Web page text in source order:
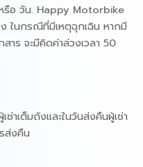
หรือ วัน. Happy Motorbike
ในกรณีที่มีเหตุฉุกเฉิน หากมี
สาร จะมีคิดค่าล่วงเวลา 50
เช่าเต็มถังและในวันส่งคืนผู้เช่า
ส่งคืน